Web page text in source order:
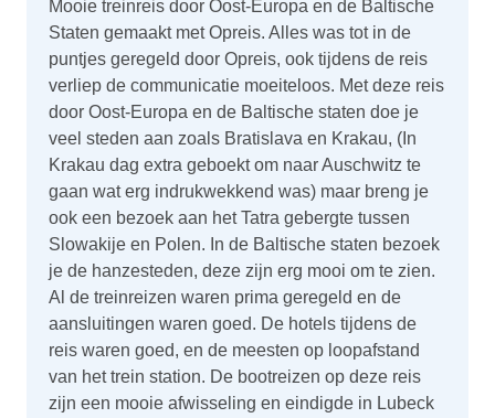
Mooie treinreis door Oost-Europa en de Baltische
Staten gemaakt met Opreis. Alles was tot in de
puntjes geregeld door Opreis, ook tijdens de reis
verliep de communicatie moeiteloos. Met deze reis
door Oost-Europa en de Baltische staten doe je
veel steden aan zoals Bratislava en Krakau, (In
Krakau dag extra geboekt om naar Auschwitz te
gaan wat erg indrukwekkend was) maar breng je
ook een bezoek aan het Tatra gebergte tussen
Slowakije en Polen. In de Baltische staten bezoek
je de hanzesteden, deze zijn erg mooi om te zien.
Al de treinreizen waren prima geregeld en de
aansluitingen waren goed. De hotels tijdens de
reis waren goed, en de meesten op loopafstand
van het trein station. De bootreizen op deze reis
zijn een mooie afwisseling en eindigde in Lubeck